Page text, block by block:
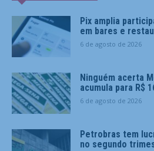
Pix amplia
em bares e
6 de agosto de 2026
Ninguém acerta
acumula para R$
6 de agosto de 2026
Petrobras tem
no segundo